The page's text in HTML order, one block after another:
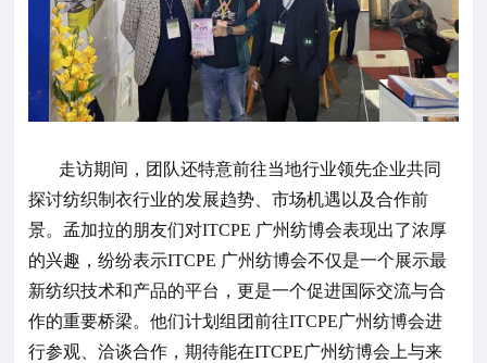
走访期间，团队还特意前往当地行业领先企业共同
探讨纺织制衣行业的发展趋势、市场机遇以及合作前
景。孟加拉的朋友们对ITCPE 广州纺博会表现出了浓厚
的兴趣，纷纷表示ITCPE 广州纺博会不仅是一个展示最
新纺织技术和产品的平台，更是一个促进国际交流与合
作的重要桥梁。他们计划组团前往ITCPE广州纺博会进
行参观、洽谈合作，期待能在ITCPE广州纺博会上与来